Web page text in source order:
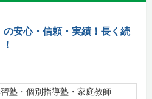
の安心・信頼・実績！長く続
塾・個別指導塾・家庭教師